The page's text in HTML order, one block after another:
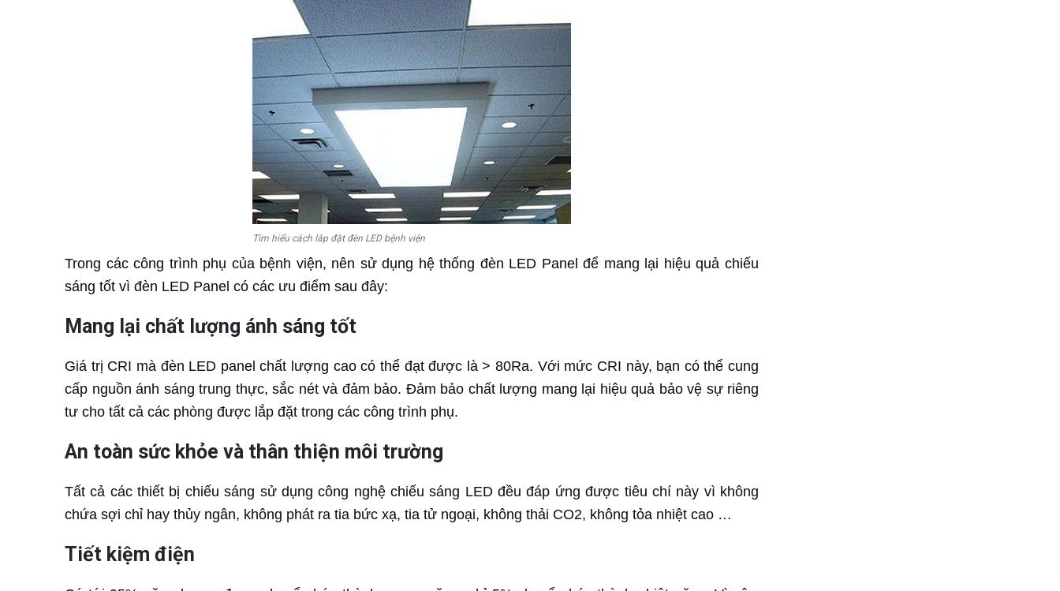
Tìm hiểu cách lắp đặt đèn LED bệnh viện
Trong các công trình phụ của bệnh viện, nên sử dụng hệ thống đèn LED Panel để mang lại hiệu quả chiếu
sáng tốt vì đèn LED Panel có các ưu điểm sau đây:
Mang lại chất lượng ánh sáng tốt
Giá trị CRI mà đèn LED panel chất lượng cao có thể đạt được là > 80Ra. Với mức CRI này, bạn có thể cung
cấp nguồn ánh sáng trung thực, sắc nét và đảm bảo. Đảm bảo chất lượng mang lại hiệu quả bảo vệ sự riêng
tư cho tất cả các phòng được lắp đặt trong các công trình phụ.
An toàn sức khỏe và thân thiện môi trường
Tất cả các thiết bị chiếu sáng sử dụng công nghệ chiếu sáng LED đều đáp ứng được tiêu chí này vì không
chứa sợi chỉ hay thủy ngân, không phát ra tia bức xạ, tia tử ngoại, không thải CO2, không tỏa nhiệt cao …
Tiết kiệm điện